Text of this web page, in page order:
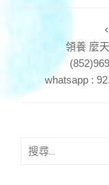
領養 麼
whatsapp :
搜